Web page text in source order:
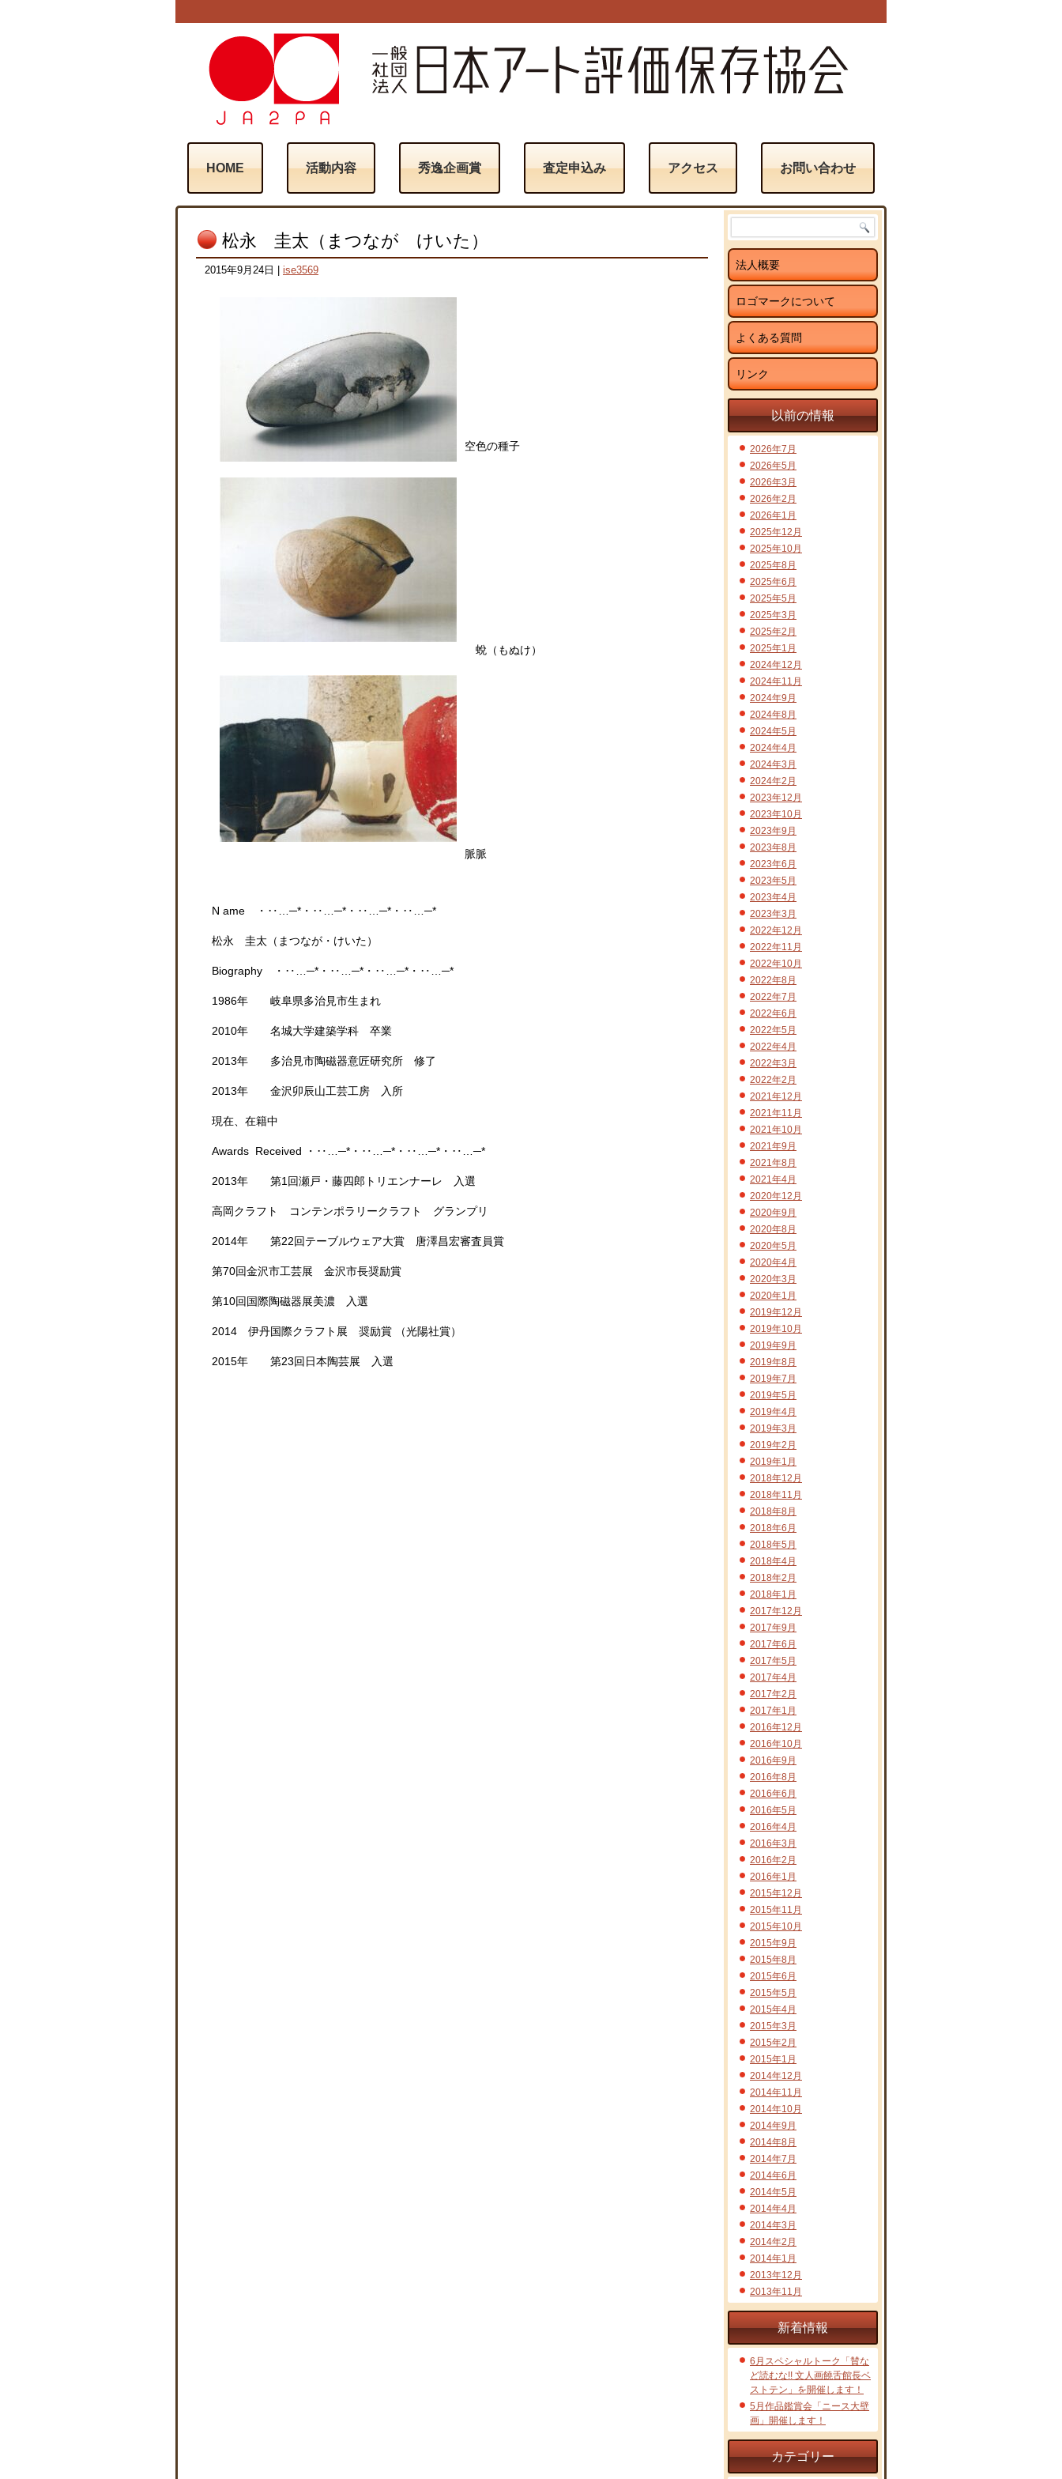
HOME 活動内容 秀逸企画賞 査定申込み アクセス お問い合わせ
松永 圭太（まつなが けいた）
2015年9月24日 ise3569
空色の種子
蛻（もぬけ）
脈脈
N ame ・‥…─*・‥…─*・‥…─*・‥…─*
松永 圭太（まつなが・けいた）
Biography ・‥…─*・‥…─*・‥…─*・‥…─*
1986年 岐阜県多治見市生まれ
2010年 名城大学建築学科 卒業
2013年 多治見市陶磁器意匠研究所 修了
2013年 金沢卯辰山工芸工房 入所
現在、在籍中
Awards Received ・‥…─*・‥…─*・‥…─*・‥…─*
2013年 第1回瀬戸・藤四郎トリエンナーレ 入選
高岡クラフト コンテンポラリークラフト グランプリ
2014年 第22回テーブルウェア大賞 唐澤昌宏審査員賞
第70回金沢市工芸展 金沢市長奨励賞
第10回国際陶磁器展美濃 入選
2014 伊丹国際クラフト展 奨励賞 （光陽社賞）
2015年 第23回日本陶芸展 入選
法人概要
ロゴマークについて
よくある質問
リンク
以前の情報
2026年7月
2026年5月
2026年3月
2026年2月
2026年1月
2025年12月
2025年10月
2025年8月
2025年6月
2025年5月
2025年3月
2025年2月
2025年1月
2024年12月
2024年11月
2024年9月
2024年8月
2024年5月
2024年4月
2024年3月
2024年2月
2023年12月
2023年10月
2023年9月
2023年8月
2023年6月
2023年5月
2023年4月
2023年3月
2022年12月
2022年11月
2022年10月
2022年8月
2022年7月
2022年6月
2022年5月
2022年4月
2022年3月
2022年2月
2021年12月
2021年11月
2021年10月
2021年9月
2021年8月
2021年4月
2020年12月
2020年9月
2020年8月
2020年5月
2020年4月
2020年3月
2020年1月
2019年12月
2019年10月
2019年9月
2019年8月
2019年7月
2019年5月
2019年4月
2019年3月
2019年2月
2019年1月
2018年12月
2018年11月
2018年8月
2018年6月
2018年5月
2018年4月
2018年2月
2018年1月
2017年12月
2017年9月
2017年6月
2017年5月
2017年4月
2017年2月
2017年1月
2016年12月
2016年10月
2016年9月
2016年8月
2016年6月
2016年5月
2016年4月
2016年3月
2016年2月
2016年1月
2015年12月
2015年11月
2015年10月
2015年9月
2015年8月
2015年6月
2015年5月
2015年4月
2015年3月
2015年2月
2015年1月
2014年12月
2014年11月
2014年10月
2014年9月
2014年8月
2014年7月
2014年6月
2014年5月
2014年4月
2014年3月
2014年2月
2014年1月
2013年12月
2013年11月
新着情報
6月スペシャルトーク「賛な
ど読むな!! 文人画饒舌館長ベ
ストテン」を開催します！
5月作品鑑賞会「ニース大壁
画」開催します！
カテゴリー